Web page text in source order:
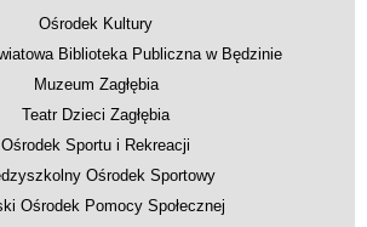
Ośrodek Kultury
Biblioteka Publiczna w Będzinie
Muzeum Zagłębia
Teatr Dzieci Zagłębia
Ośrodek Sportu i Rekreacji
Ośrodek Sportowy
Ośrodek Pomocy Społecznej